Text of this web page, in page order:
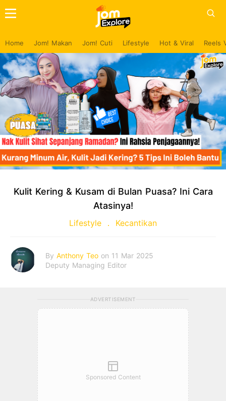
Home Jom! Makan Jom! Cuti Lifestyle Hot & Viral Reels
Kulit Kering & Kusam di Bulan Puasa? Ini Cara
Atasinya!
Lifestyle Kecantikan
By Anthony Teo on 11 Mar 2025
Deputy Managing Editor
ADVERTISEMENT
Sponsored Content